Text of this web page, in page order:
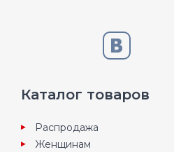
Каталог товаров
Распродажа
Женщинам